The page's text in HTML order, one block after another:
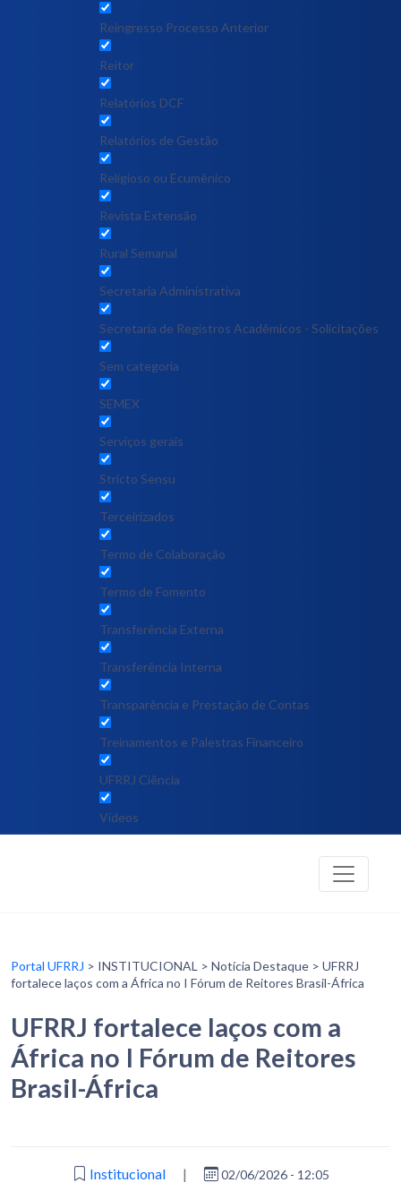
Reingresso Processo Anterior
Reitor
Relatórios DCF
Relatórios de Gestão
Religioso ou Ecumênico
Revista Extensão
Rural Semanal
Secretaria Administrativa
Secretaria de Registros Acadêmicos - Solicitações
Sem categoria
SEMEX
Serviços gerais
Stricto Sensu
Terceirizados
Termo de Colaboração
Termo de Fomento
Transferência Externa
Transferência Interna
Transparência e Prestação de Contas
Treinamentos e Palestras Financeiro
UFRRJ Ciência
Vídeos
Portal UFRRJ > INSTITUCIONAL > Notícia Destaque > UFRRJ
fortalece laços com a África no I Fórum de Reitores Brasil-África
UFRRJ fortalece laços com a
África no I Fórum de Reitores
Brasil-África
Institucional | 02/06/2026 - 12:05